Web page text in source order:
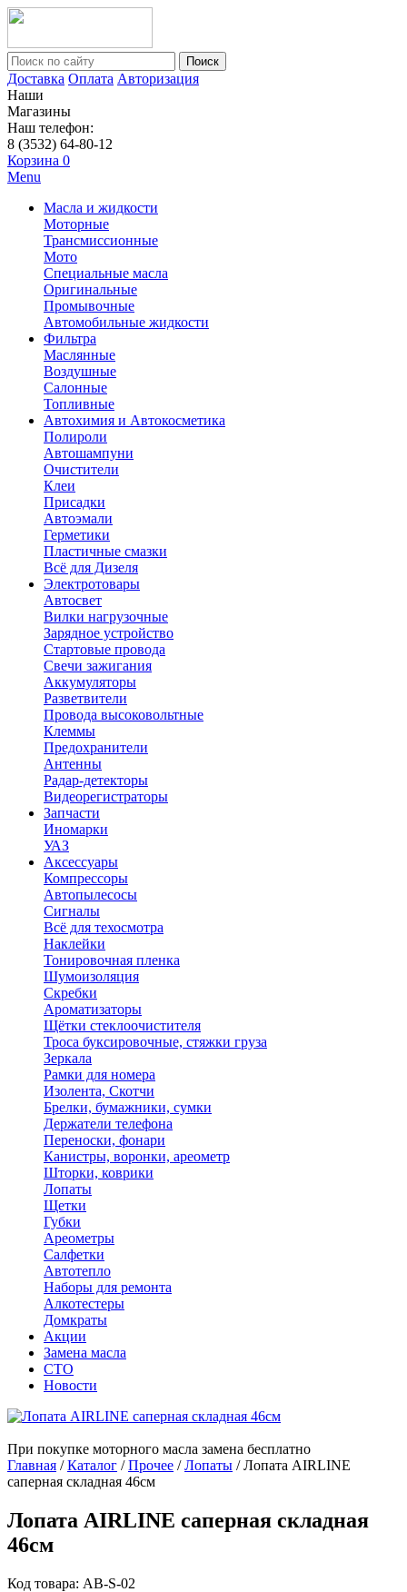
Поиск
Доставка Оплата Авторизация
Наши
Магазины
Наш телефон:
8 (3532) 64-80-12
Корзина 0
Menu
Масла и жидкости
Моторные
Трансмиссионные
Мото
Специальные масла
Оригинальные
Промывочные
Автомобильные жидкости
Фильтра
Маслянные
Воздушные
Салонные
Топливные
Автохимия и Автокосметика
Полироли
Автошампуни
Очистители
Клеи
Присадки
Автоэмали
Герметики
Пластичные смазки
Всё для Дизеля
Электротовары
Автосвет
Вилки нагрузочные
Зарядное устройство
Стартовые провода
Свечи зажигания
Аккумуляторы
Разветвители
Провода высоковольтные
Клеммы
Предохранители
Антенны
Радар-детекторы
Видеорегистраторы
Запчасти
Иномарки
УАЗ
Аксесcуары
Компрессоры
Автопылесосы
Сигналы
Всё для техосмотра
Наклейки
Тонировочная пленка
Шумоизоляция
Скребки
Ароматизаторы
Щётки стеклоочистителя
Троса буксировочные, стяжки груза
Зеркала
Рамки для номера
Изолента, Скотчи
Брелки, бумажники, сумки
Держатели телефона
Переноски, фонари
Канистры, воронки, ареометр
Шторки, коврики
Лопаты
Щетки
Губки
Ареометры
Салфетки
Автотепло
Наборы для ремонта
Алкотестеры
Домкраты
Акции
Замена масла
СТО
Новости
При покупке моторного масла замена бесплатно
Главная /Каталог /Прочее /Лопаты /Лопата AIRLINE
саперная складная 46см
Лопата AIRLINE саперная складная
46см
Код товара: AB-S-02